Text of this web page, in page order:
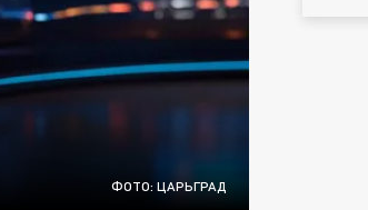
ФОТО: ЦАРЬГРАД